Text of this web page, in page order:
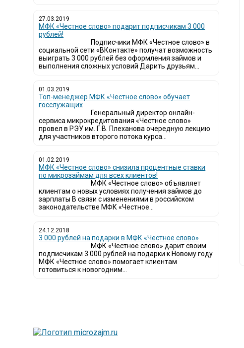
27.03.2019
МФК «Честное слово» подарит подписчикам 3 000
рублей!
Подписчики МФК «Честное слово» в
социальной сети «ВКонтакте» получат возможность
выиграть 3 000 рублей без оформления займов и
выполнения сложных условий Дарить друзьям...
01.03.2019
Топ-менеджер МФК «Честное слово» обучает
госслужащих
Генеральный директор онлайн-
сервиса микрокредитования «Честное слово»
провел в РЭУ им. Г.В. Плеханова очередную лекцию
для участников второго потока курса...
01.02.2019
МФК «Честное слово» снизила процентные ставки
по микрозаймам для всех клиентов!
МФК «Честное слово» объявляет
клиентам о новых условиях получения займов до
зарплаты В связи с изменениями в российском
законодательстве МФК «Честное...
24.12.2018
3 000 рублей на подарки в МФК «Честное слово»
МФК «Честное слово» дарит своим
подписчикам 3 000 рублей на подарки к Новому году
МФК «Честное слово» помогает клиентам
готовиться к новогодним...